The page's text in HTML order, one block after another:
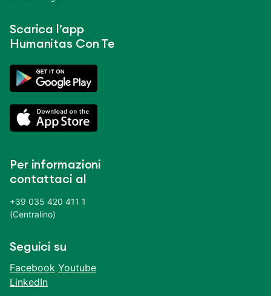
Scarica l’app
Humanitas Con Te
Per informazioni
contattaci al
+39 035 420 411 1
(Centralino)
Seguici su
Facebook Youtube
LinkedIn